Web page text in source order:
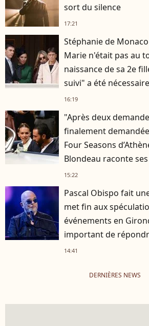
sort du silence
17:21
Stéphanie de
Marie n'était pas au
naissance de sa 2e
suivi" a été nécessaire
16:19
"Après deux
finalement
Four Seasons
Blondeau raconte
15:22
Pascal Obispo fait
met fin aux
événements en
important de
14:41
DERNIÈRES NEWS